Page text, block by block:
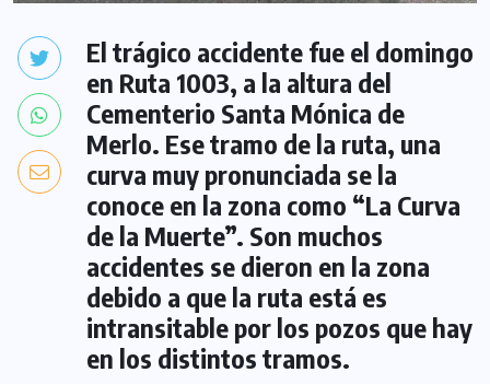
El trágico accidente fue el domingo
en Ruta 1003, a la altura del
Cementerio Santa Mónica de
Merlo. Ese tramo de la ruta, una
curva muy pronunciada se la
conoce en la zona como “La Curva
de la Muerte”. Son muchos
accidentes se dieron en la zona
debido a que la ruta está es
intransitable por los pozos que hay
en los distintos tramos.